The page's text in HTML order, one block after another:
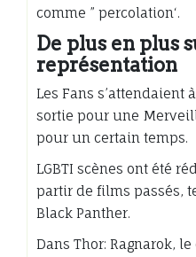
comme ” percolation‘.
De plus en plus
représentation
Les Fans s’attendaient
sortie pour une
pour un certain temps.
LGBTI scènes ont été
partir de films passés,
Black Panther.
Dans Thor: Ragnarok,